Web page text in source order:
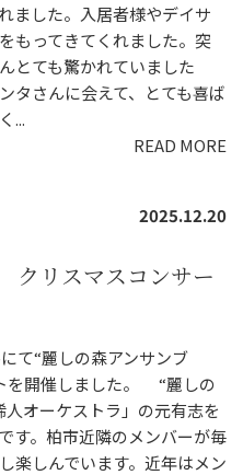
ました。入居者様やデイサ
もってきてくれました。突
とても驚かれていました
タさんに会えて、とても喜ば
...
READ MORE
2025.12.20
クリスマスコンサー
て“麗しの森アンサンブ
を開催しました。 “麗しの
オーケストラ」の元有志を
す。柏市近隣のメンバーが毎
楽しんでいます。近年はメン